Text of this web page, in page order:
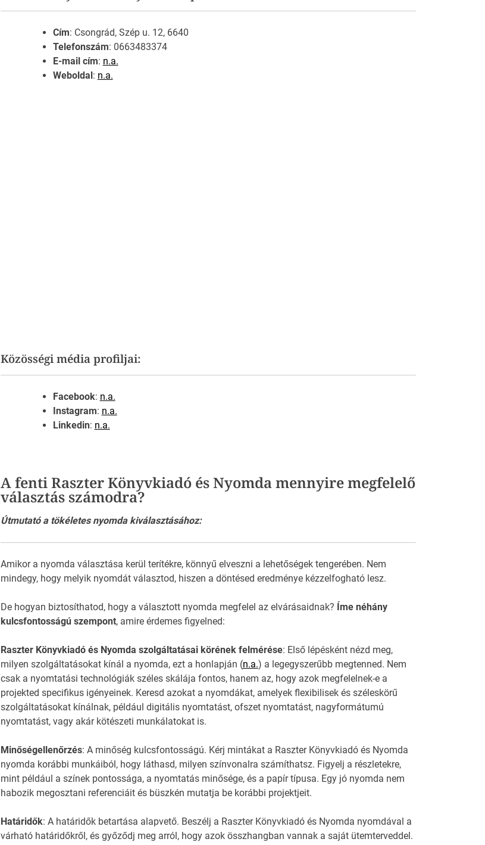
Cím: Csongrád, Szép u. 12, 6640
Telefonszám: 0663483374
E-mail cím: n.a.
Weboldal: n.a.
Közösségi média profiljai:
Facebook: n.a.
Instagram: n.a.
Linkedin: n.a.
A fenti Raszter Könyvkiadó és Nyomda mennyire megfelelő
választás számodra?
Útmutató a tökéletes nyomda kiválasztásához:
Amikor a nyomda választása kerül terítékre, könnyű elveszni a lehetőségek tengerében. Nem
mindegy, hogy melyik nyomdát választod, hiszen a döntésed eredménye kézzelfogható lesz.
De hogyan biztosíthatod, hogy a választott nyomda megfelel az elvárásaidnak? Íme néhány
kulcsfontosságú szempont, amire érdemes figyelned:
Raszter Könyvkiadó és Nyomda szolgáltatásai körének felmérése: Első lépésként nézd meg,
milyen szolgáltatásokat kínál a nyomda, ezt a honlapján (n.a.) a legegyszerűbb megtenned. Nem
csak a nyomtatási technológiák széles skálája fontos, hanem az, hogy azok megfelelnek-e a
projekted specifikus igényeinek. Keresd azokat a nyomdákat, amelyek flexibilisek és széleskörű
szolgáltatásokat kínálnak, például digitális nyomtatást, ofszet nyomtatást, nagyformátumú
nyomtatást, vagy akár kötészeti munkálatokat is.
Minőségellenőrzés: A minőség kulcsfontosságú. Kérj mintákat a Raszter Könyvkiadó és Nyomda
nyomda korábbi munkáiból, hogy láthasd, milyen színvonalra számíthatsz. Figyelj a részletekre,
mint például a színek pontossága, a nyomtatás minősége, és a papír típusa. Egy jó nyomda nem
habozik megosztani referenciáit és büszkén mutatja be korábbi projektjeit.
Határidők: A határidők betartása alapvető. Beszélj a Raszter Könyvkiadó és Nyomda nyomdával a
várható határidőkről, és győződj meg arról, hogy azok összhangban vannak a saját ütemterveddel.